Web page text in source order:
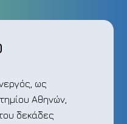
ως
Αθηνών,
δεκάδες